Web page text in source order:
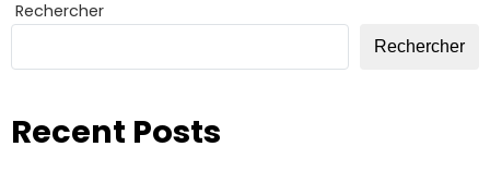
Rechercher
Rechercher
Recent Posts